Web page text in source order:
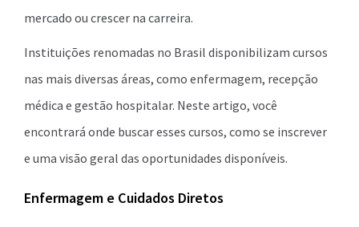
mercado ou crescer na carreira.
Instituições renomadas no Brasil disponibilizam cursos
nas mais diversas áreas, como enfermagem, recepção
médica e gestão hospitalar. Neste artigo, você
encontrará onde buscar esses cursos, como se inscrever
e uma visão geral das oportunidades disponíveis.
Enfermagem e Cuidados Diretos